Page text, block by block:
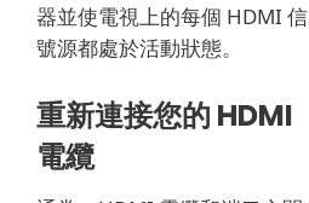
器並使電視上的每個 HDMI 信
號源都處於活動狀態。
重新連接您的 HDMI
電纜